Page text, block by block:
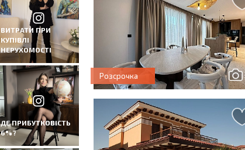
ВИТРАТИ ПРИ
КУПІВЛІ
НЕРУХОМОСТІ
ДЕ ПРИБУТКОВІСТЬ
6%?
Розсрочка